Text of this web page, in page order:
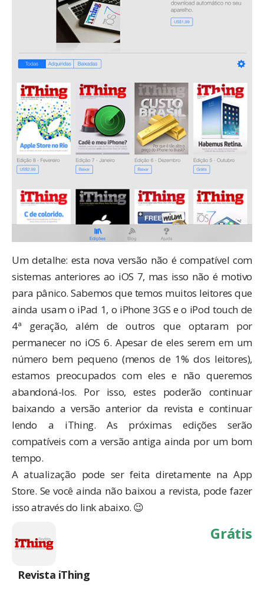
Um detalhe: esta nova versão não é compatível com
sistemas anteriores ao iOS 7, mas isso não é motivo
para pânico. Sabemos que temos muitos leitores que
ainda usam o iPad 1, o iPhone 3GS e o iPod touch de
4ª geração, além de outros que optaram por
permanecer no iOS 6. Apesar de eles serem em um
número bem pequeno (menos de 1% dos leitores),
estamos preocupados com eles e não queremos
abandoná-los. Por isso, estes poderão continuar
baixando a versão anterior da revista e continuar
lendo a iThing. As próximas edições serão
compatíveis com a versão antiga ainda por um bom
tempo.
A atualização pode ser feita diretamente na App
Store. Se você ainda não baixou a revista, pode fazer
isso através do link abaixo. 😉
Revista iThing
Grátis